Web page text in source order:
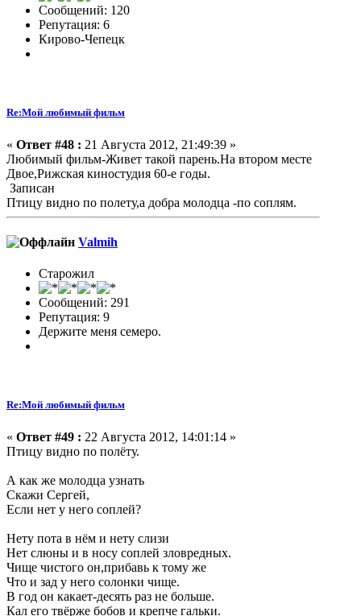
Сообщений: 120
Репутация: 6
Кирово-Чепецк
Re:Мой любимый фильм
« Ответ #48 : 21 Августа 2012, 21:49:39 »
Любимый фильм-Живет такой парень.На втором месте
Двое,Рижская киностудия 60-е годы.
Записан
Птицу видно по полету,а добра молодца -по соплям.
Valmih
Старожил
Сообщений: 291
Репутация: 9
Держите меня семеро.
Re:Мой любимый фильм
« Ответ #49 : 22 Августа 2012, 14:01:14 »
Птицу видно по полёту.
А как же молодца узнать
Скажи Сергей,
Если нет у него соплей?
Нету пота в нём и нету слизи
Нет слюны и в носу соплей зловредных.
Чище чистого он,прибавь к тому же
Что и зад у него солонки чище.
В год он какает-десять раз не больше.
Кал его твёрже бобов и крепче гальки.